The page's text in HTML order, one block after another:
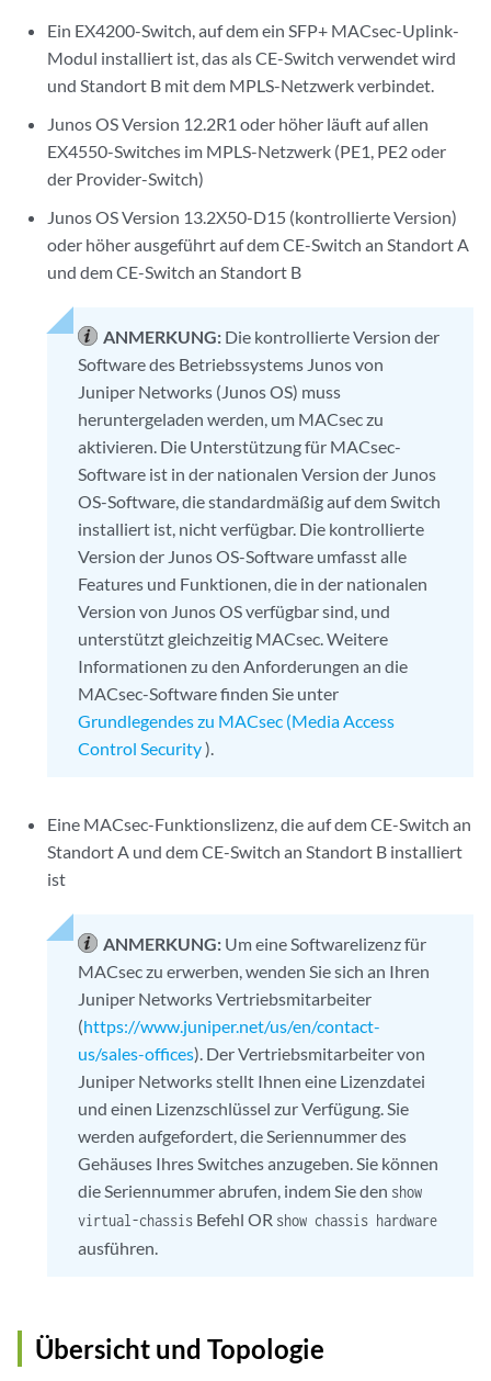
Ein EX4200-Switch, auf dem ein SFP+ MACsec-Uplink-
Modul installiert ist, das als CE-Switch verwendet wird
und Standort B mit dem MPLS-Netzwerk verbindet.
Junos OS Version 12.2R1 oder höher läuft auf allen
EX4550-Switches im MPLS-Netzwerk (PE1, PE2 oder
der Provider-Switch)
Junos OS Version 13.2X50-D15 (kontrollierte Version)
oder höher ausgeführt auf dem CE-Switch an Standort A
und dem CE-Switch an Standort B
ANMERKUNG: Die kontrollierte Version der
Software des Betriebssystems Junos von
Juniper Networks (Junos OS) muss
heruntergeladen werden, um MACsec zu
aktivieren. Die Unterstützung für MACsec-
Software ist in der nationalen Version der Junos
OS-Software, die standardmäßig auf dem Switch
installiert ist, nicht verfügbar. Die kontrollierte
Version der Junos OS-Software umfasst alle
Features und Funktionen, die in der nationalen
Version von Junos OS verfügbar sind, und
unterstützt gleichzeitig MACsec. Weitere
Informationen zu den Anforderungen an die
MACsec-Software finden Sie unter
Grundlegendes zu MACsec (Media Access
Control Security).
Eine MACsec-Funktionslizenz, die auf dem CE-Switch an
Standort A und dem CE-Switch an Standort B installiert
ist
ANMERKUNG: Um eine Softwarelizenz für
MACsec zu erwerben, wenden Sie sich an Ihren
Juniper Networks Vertriebsmitarbeiter
(https://www.juniper.net/us/en/contact-
us/sales-offices). Der Vertriebsmitarbeiter von
Juniper Networks stellt Ihnen eine Lizenzdatei
und einen Lizenzschlüssel zur Verfügung. Sie
werden aufgefordert, die Seriennummer des
Gehäuses Ihres Switches anzugeben. Sie können
die Seriennummer abrufen, indem Sie den show
virtual-chassis Befehl OR show chassis hardware
ausführen.
Übersicht und Topologie